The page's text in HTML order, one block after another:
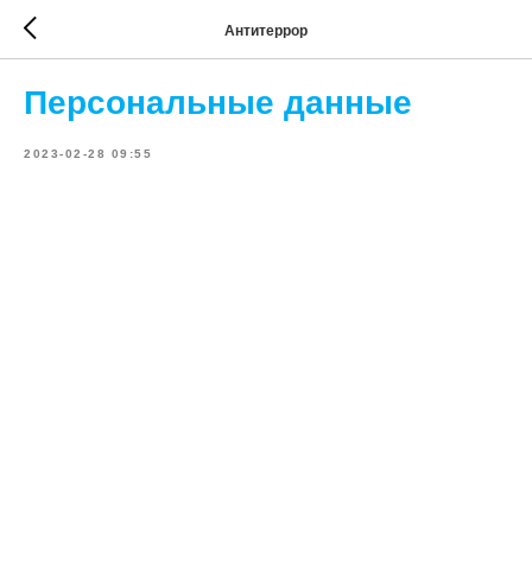
Антитеррор
Персональные данные
2023-02-28 09:55